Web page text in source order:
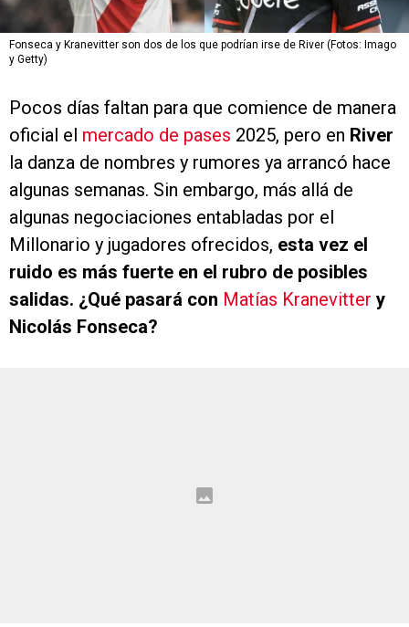
Fonseca y Kranevitter son dos de los que podrían irse de River (Fotos: Imago
y Getty)
Pocos días faltan para que comience de manera
oficial el mercado de pases 2025, pero en River
la danza de nombres y rumores ya arrancó hace
algunas semanas. Sin embargo, más allá de
algunas negociaciones entabladas por el
Millonario y jugadores ofrecidos, esta vez el
ruido es más fuerte en el rubro de posibles
salidas. ¿Qué pasará con Matías Kranevitter y
Nicolás Fonseca?